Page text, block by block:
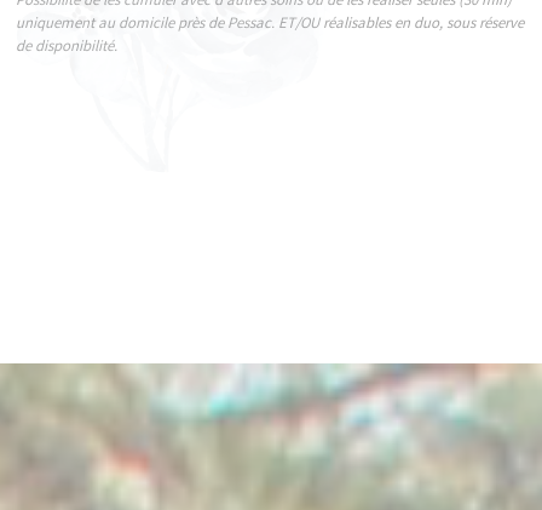
uniquement au domicile près de Pessac. ET/OU réalisables en duo, sous réserve
de disponibilité.